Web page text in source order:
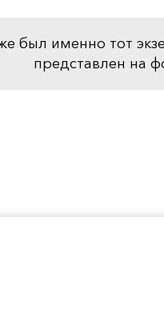
был именно тот
представлен на